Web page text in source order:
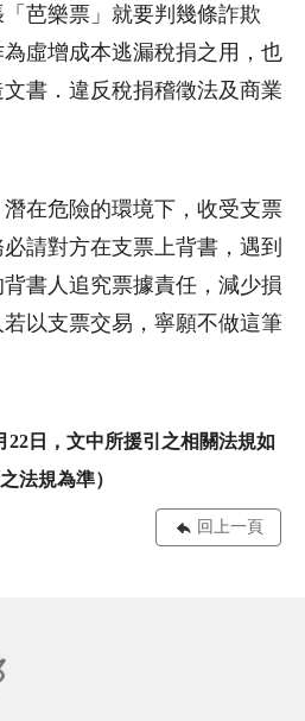
芭樂票」就要判幾條詐欺
虛增成本逃漏稅捐之用，也
書．違反稅捐稽徵法及商業
在危險的環境下，收受支票
請對方在支票上背書，遇到
書人追究票據責任，減少損
以支票交易，寧願不做這筆
22日
，文中所援引之相關法規如
法規為準）
回上一頁